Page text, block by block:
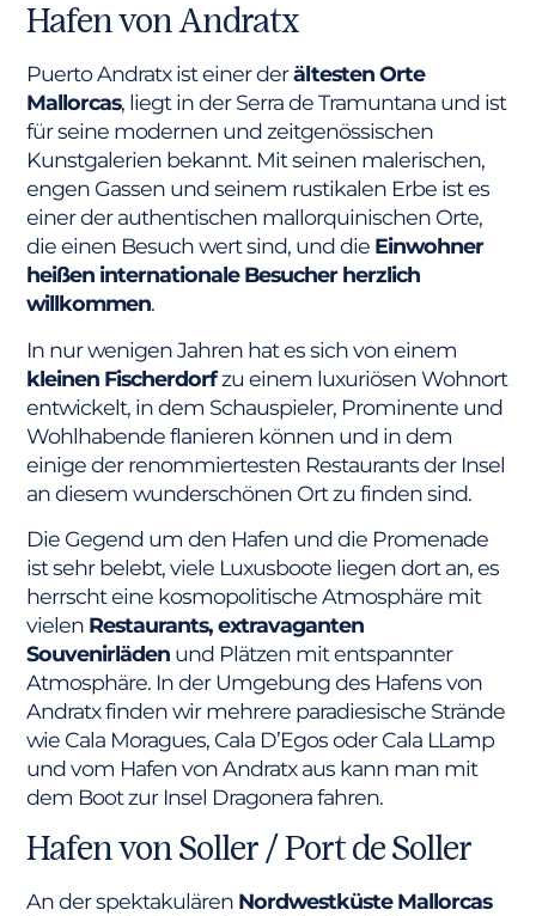
Hafen von Andratx
Puerto Andratx ist einer derältesten Orte
Mallorcas, liegt in der Serra de Tramuntana und ist
für seine modernen und zeitgenössischen
Kunstgalerien bekannt. Mit seinen malerischen,
engen Gassen und seinem rustikalen Erbe ist es
einer der authentischen mallorquinischen Orte,
die einen Besuch wert sind, und die Einwohner
heißen internationale Besucher herzlich
willkommen.
In nur wenigen Jahren hat es sich von einem
kleinen Fischerdorfzu einem luxuriösen Wohnort
entwickelt, in dem Schauspieler, Prominente und
Wohlhabende flanieren können und in dem
einige der renommiertesten Restaurants der Insel
an diesem wunderschönen Ort zu finden sind.
Die Gegend um den Hafen und die Promenade
ist sehr belebt, viele Luxusboote liegen dort an, es
herrscht eine kosmopolitische Atmosphäre mit
vielen Restaurants, extravaganten
Souvenirläden und Plätzen mit entspannter
Atmosphäre. In der Umgebung des Hafens von
Andratx finden wir mehrere paradiesische Strände
wie Cala Moragues, Cala D’Egos oder Cala LLamp
und vom Hafen von Andratx aus kann man mit
dem Boot zur Insel Dragonera fahren.
Hafen von Soller / Port de Soller
An der spektakulären Nordwestküste Mallorcas